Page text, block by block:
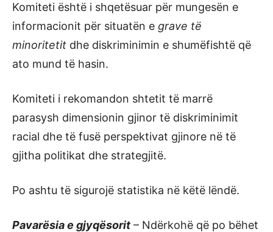
Komiteti është i shqetësuar për mungesën e
informacionit për situatën e grave të
minoritetit dhe diskriminimin e shumëfishtë që
ato mund të hasin.
Komiteti i rekomandon shtetit të marrë
parasysh dimensionin gjinor të diskriminimit
racial dhe të fusë perspektivat gjinore në të
gjitha politikat dhe strategjitë.
Po ashtu të sigurojë statistika në këtë lëndë.
Pavarësia e gjyqësorit – Ndërkohë që po bëhet